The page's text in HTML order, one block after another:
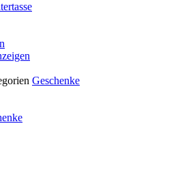
Geschenke